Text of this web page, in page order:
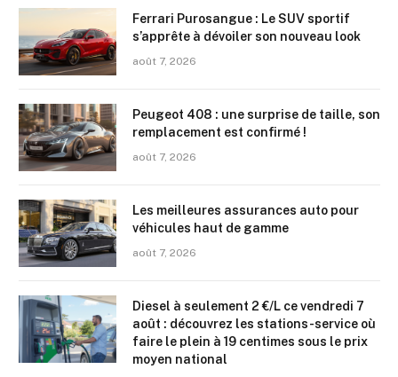
Ferrari Purosangue : Le SUV sportif
s’apprête à dévoiler son nouveau look
août 7, 2026
Peugeot 408 : une surprise de taille, son
remplacement est confirmé !
août 7, 2026
Les meilleures assurances auto pour
véhicules haut de gamme
août 7, 2026
Diesel à seulement 2 €/L ce vendredi 7
août : découvrez les stations-service où
faire le plein à 19 centimes sous le prix
moyen national